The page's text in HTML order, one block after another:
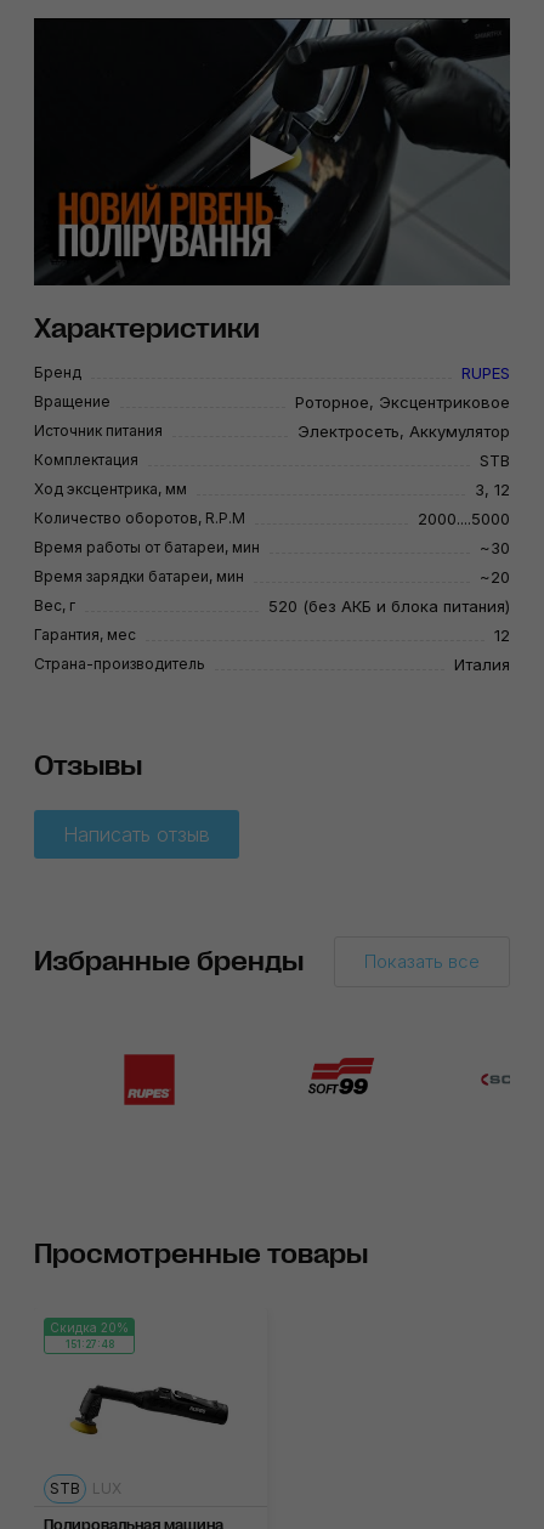
Характеристики
Бренд RUPES
Вращение Роторное, Эксцентриковое
Источник питания Электросеть, Аккумулятор
Комплектация STB
Ход эксцентрика, мм 3, 12
Количество оборотов, R.P.M 2000....5000
Время работы от батареи, мин ~30
Время зарядки батареи, мин ~20
Вес, г 520 (без АКБ и блока питания)
Гарантия, мес 12
Страна-производитель Италия
Отзывы
Написать отзыв
Избранные бренды Показать все
Просмотренные товары
Скидка 20%
151:27:47
STB LUX